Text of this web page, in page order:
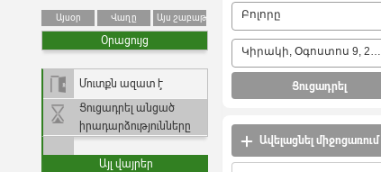
Այսօր Վաղը Այս շաբաթ
Օրացույց
Մուտքն ազատ է
Ցուցադրել անցած
իրադարձությունները
Այլ վայրեր
Բոլորը
Կիրակի, Օգոստոս 9, 2026
Ցուցադրել
Ավելացնել միջոցառում